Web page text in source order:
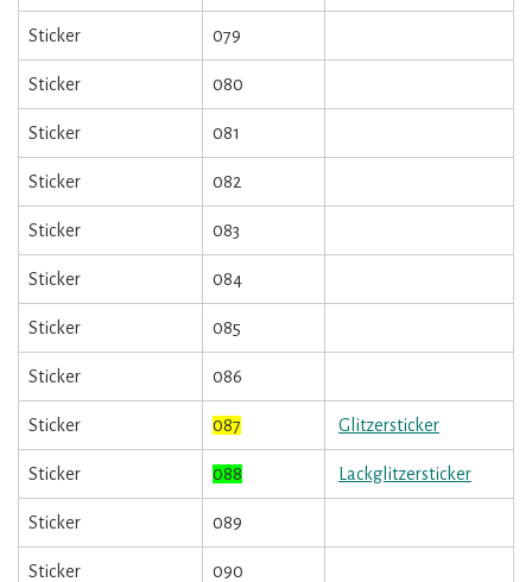
Sticker 079
Sticker 080
Sticker 081
Sticker 082
Sticker 083
Sticker 084
Sticker 085
Sticker 086
Sticker 087 Glitzersticker
Sticker 088 Lackglitzersticker
Sticker 089
Sticker 090